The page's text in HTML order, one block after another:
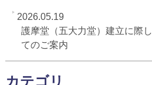
2026.05.19
護摩堂（五大力堂）建立に際し
てのご案内
カテゴリ